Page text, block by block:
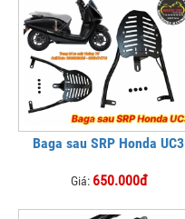
Baga sau SRP Honda UC3
Giá: 650.000đ